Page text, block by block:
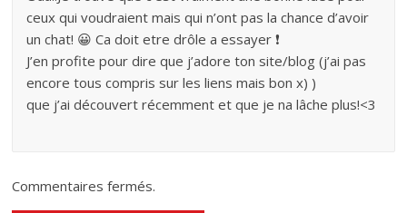
ceux qui voudraient mais qui n’ont pas la chance d’avoir
un chat! 😀 Ca doit etre drôle a essayer ❗
J’en profite pour dire que j’adore ton site/blog (j’ai pas
encore tous compris sur les liens mais bon x) )
que j’ai découvert récemment et que je na lâche plus!<3
Commentaires fermés.